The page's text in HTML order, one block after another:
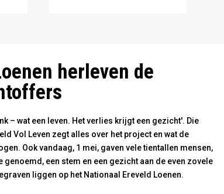
herleven de
– wat een leven. Het verlies krijgt een gezicht'. Die
Vol Leven zegt alles over het project en wat de
Ook vandaag, 1 mei, gaven vele tientallen mensen,
genoemd, een stem en een gezicht aan de even zovele
liggen op het Nationaal Ereveld Loenen.